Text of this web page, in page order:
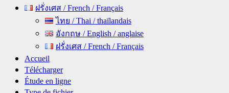
Primary ฝรั่งเศส / French / Français
ไทย / Thai / thaïlandais
อังกฤษ / English / anglaise
ฝรั่งเศส / French / Français
Accueil
Télécharger
Étude en ligne